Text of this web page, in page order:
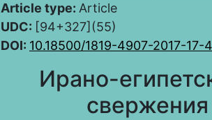
Article type: Article
UDC: [94+327](55)
DOI: 10.18500/1819-4907-2017-
Ирано-